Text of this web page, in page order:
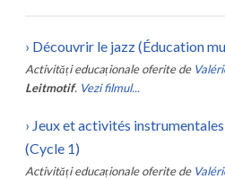
› Découvrir le jazz (Éducation
Activități educaționale oferite de
Leitmotif. Vezi filmul...
› Jeux et activités
(Cycle 1)
Activități educaționale oferite de